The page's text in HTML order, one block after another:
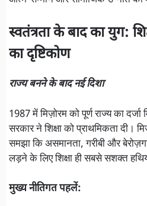
स्वतंत्रता के बाद का युग:
का दृष्टिकोण
राज्य बनने के बाद नई दिशा
1987 में मिज़ोरम को पूर्ण राज्य का
सरकार ने शिक्षा को प्राथमिकता
समझा कि असमानता, गरीबी और
लड़ने के लिए शिक्षा ही सबसे सशक्त
मुख्य नीतिगत पहलें: